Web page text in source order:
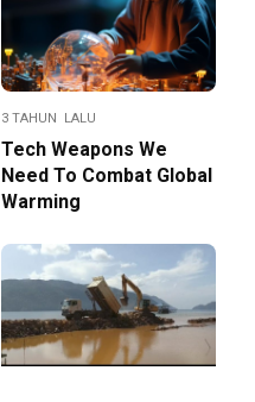
3 TAHUN LALU
Tech Weapons We
Need To Combat Global
Warming